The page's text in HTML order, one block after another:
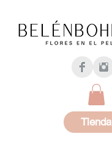
Tienda